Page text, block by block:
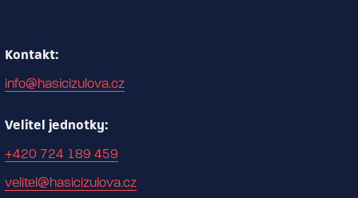
Kontakt:
info@hasicizulova.cz
Velitel jednotky:
+420 724 189 459
velitel@hasicizulova.cz